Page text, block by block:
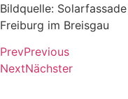
Bildquelle:
Freiburg im Breisgau
PrevPrevious
NextNächster